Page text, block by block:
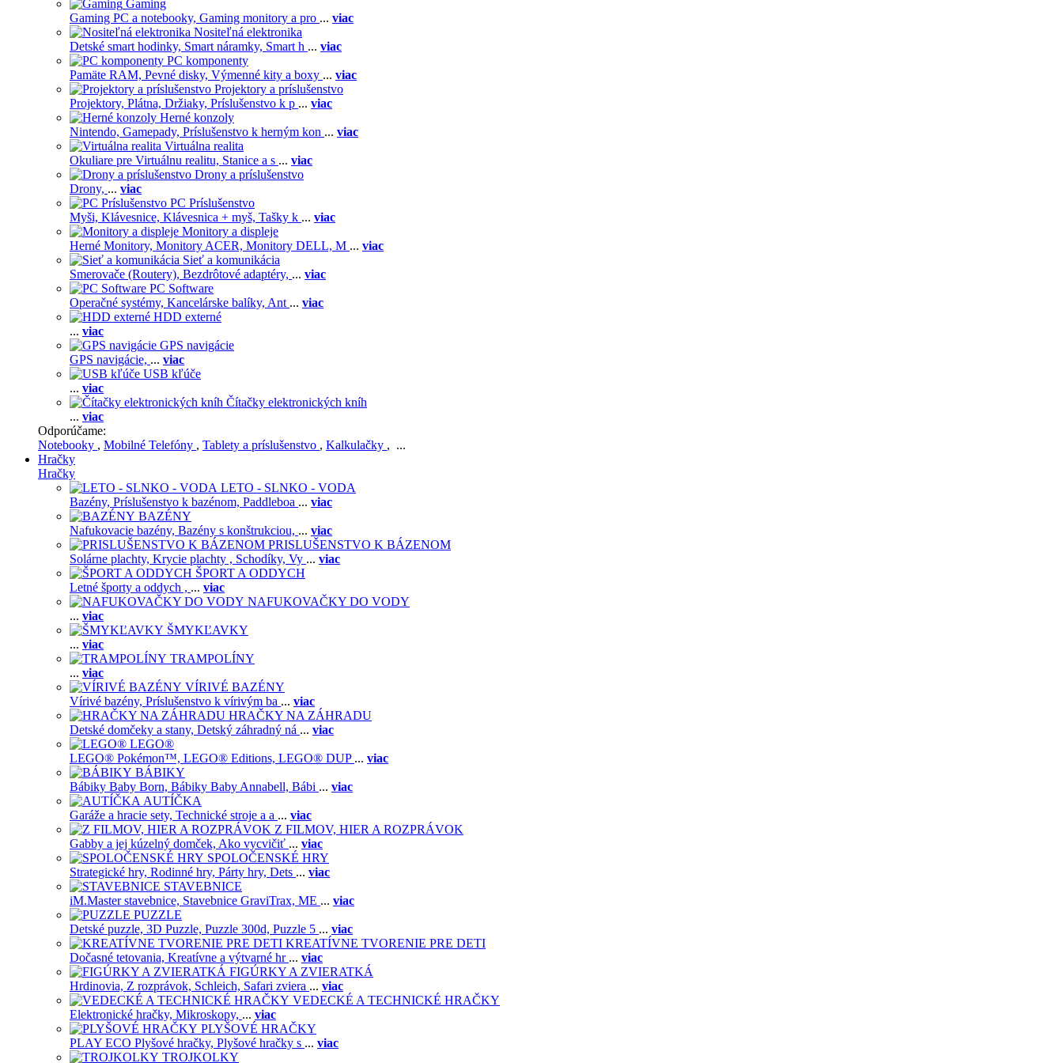
Gaming
Gaming PC a notebooky, Gaming monitory a pro ... viac
Nositeľná elektronika
Detské smart hodinky, Smart náramky, Smart h ... viac
PC komponenty
Pamäte RAM, Pevné disky, Výmenné kity a boxy ... viac
Projektory a príslušenstvo
Projektory, Plátna, Držiaky, Príslušenstvo k p ... viac
Herné konzoly
Nintendo, Gamepady, Príslušenstvo k herným kon ... viac
Virtuálna realita
Okuliare pre Virtuálnu realitu, Stanice a s ... viac
Drony a príslušenstvo
Drony, ... viac
PC Príslušenstvo
Myši, Klávesnice, Klávesnica + myš, Tašky k ... viac
Monitory a displeje
Herné Monitory, Monitory ACER, Monitory DELL, M ... viac
Sieť a komunikácia
Smerovače (Routery), Bezdrôtové adaptéry, ... viac
PC Software
Operačné systémy, Kancelárske balíky, Ant ... viac
HDD externé
... viac
GPS navigácie
GPS navigácie, ... viac
USB kľúče
... viac
Čítačky elektronických kníh
... viac
Odporúčame:
Notebooky , Mobilné Telefóny , Tablety a príslušenstvo , Kalkulačky , ...
Hračky
Hračky
LETO - SLNKO - VODA
Bazény, Príslušenstvo k bazénom, Paddleboa ... viac
BAZÉNY
Nafukovacie bazény, Bazény s konštrukciou, ... viac
PRISLUŠENSTVO K BÁZENOM
Solárne plachty, Krycie plachty , Schodíky, Vy ... viac
ŠPORT A ODDYCH
Letné športy a oddych , ... viac
NAFUKOVAČKY DO VODY
... viac
ŠMYKĽAVKY
... viac
TRAMPOLÍNY
... viac
VÍRIVÉ BAZÉNY
Vírivé bazény, Príslušenstvo k vírivým ba ... viac
HRAČKY NA ZÁHRADU
Detské domčeky a stany, Detský záhradný ná ... viac
LEGO®
LEGO® Pokémon™, LEGO® Editions, LEGO® DUP ... viac
BÁBIKY
Bábiky Baby Born, Bábiky Baby Annabell, Bábi ... viac
AUTÍČKA
Garáže a hracie sety, Technické stroje a a ... viac
Z FILMOV, HIER A ROZPRÁVOK
Gabby a jej kúzelný domček, Ako vycvičiť ... viac
SPOLOČENSKÉ HRY
Strategické hry, Rodinné hry, Párty hry, Dets ... viac
STAVEBNICE
iM.Master stavebnice, Stavebnice GraviTrax, ME ... viac
PUZZLE
Detské puzzle, 3D Puzzle, Puzzle 300d, Puzzle 5 ... viac
KREATÍVNE TVORENIE PRE DETI
Dočasné tetovania, Kreatívne a výtvarné hr ... viac
FIGÚRKY A ZVIERATKÁ
Hrdinovia, Z rozprávok, Schleich, Safari zviera ... viac
VEDECKÉ A TECHNICKÉ HRAČKY
Elektronické hračky, Mikroskopy, ... viac
PLYŠOVÉ HRAČKY
PLAY ECO Plyšové hračky, Plyšové hračky s ... viac
TROJKOLKY